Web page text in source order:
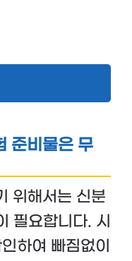
준비물은 무
위해서는 신분
필요합니다. 시
하여 빠짐없이